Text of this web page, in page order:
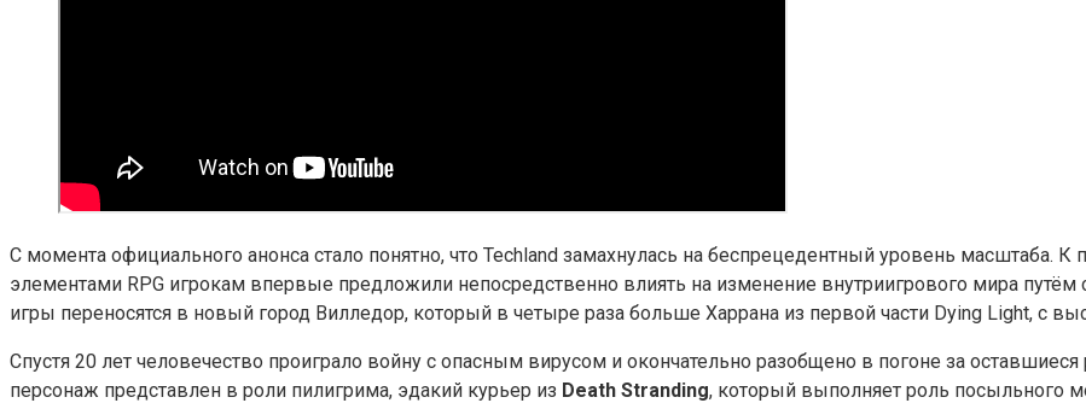
С момента официального анонса стало понятно, что Techland замахнулась на беспрецедентный уровень
элементами RPG игрокам впервые предложили непосредственно влиять на изменение внутриигрового мира
игры переносятся в новый город Вилледор, который в четыре раза больше Харрана из первой части Dying Light, с
Спустя 20 лет человечество проиграло войну с опасным вирусом и окончательно разобщено в погоне за
персонаж представлен в роли пилигрима, эдакий курьер из Death Stranding, который выполняет роль посыльного